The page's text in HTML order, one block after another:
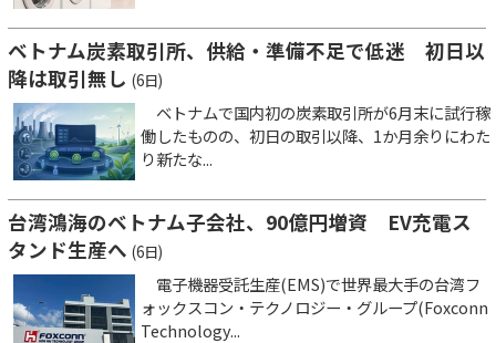
ベトナム炭素取引所、供給・準備不足で低迷 初日以
降は取引無し (6日)
ベトナムで国内初の炭素取引所が6月末に試行稼
働したものの、初日の取引以降、1か月余りにわた
り新たな...
台湾鴻海のベトナム子会社、90億円増資 EV充電ス
タンド生産へ (6日)
電子機器受託生産(EMS)で世界最大手の台湾フ
ォックスコン・テクノロジー・グループ(Foxconn
Technology...